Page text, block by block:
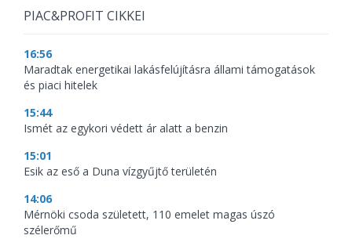
PIAC&PROFIT CIKKEI
16:56
Maradtak energetikai lakásfelújításra állami támogatások
és piaci hitelek
15:44
Ismét az egykori védett ár alatt a benzin
15:01
Esik az eső a Duna vízgyűjtő területén
14:06
Mérnöki csoda született, 110 emelet magas úszó
szélerőmű